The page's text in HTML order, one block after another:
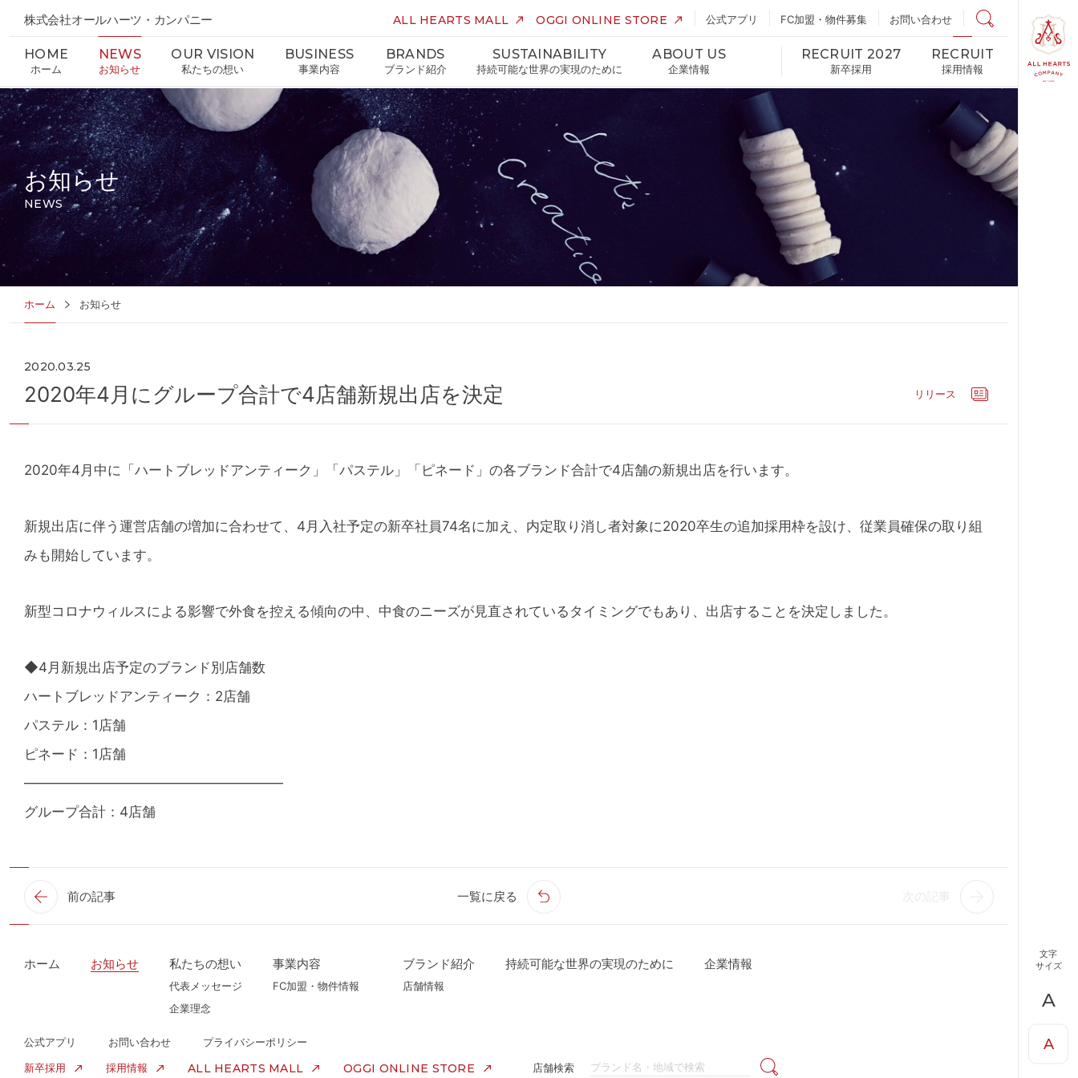
株式会社オールハーツ・カンパニー ALL HEARTS MALL OGGI ONLINE STORE 公式アプリ FC加盟・物件募集 お問い合わせ
店舗検索
HOME
ホーム
NEWS
お知らせ
OUR VISION
私たちの想い
BUSINESS
事業内容
BRANDS
ブランド紹介
SUSTAINABILITY
持続可能な世界の実現のために
ABOUT US
企業情報
RECRUIT 2027
新卒採用
RECRUIT
採用情報
お知らせ
NEWS
ホーム お知らせ
2020.03.25
2020年4月にグループ合計で4店舗新規出店を決定 リリース
2020年4月中に「ハートブレッドアンティーク」「パステル」「ピネード」の各ブランド合計で4店舗の新規出店を行います。
新規出店に伴う運営店舗の増加に合わせて、4月入社予定の新卒社員74名に加え、内定取り消し者対象に2020卒生の追加採用枠を設け、従業員確保の取り組
みも開始しています。
新型コロナウィルスによる影響で外食を控える傾向の中、中食のニーズが見直されているタイミングでもあり、出店することを決定しました。
◆4月新規出店予定のブランド別店舗数
ハートブレッドアンティーク：2店舗
パステル：1店舗
ピネード：1店舗
―――――――――――――――――――
グループ合計：4店舗
前の記事 一覧に戻る
ホーム お知らせ 私たちの想い
代表メッセージ
企業理念
事業内容
FC加盟・物件情報
ブランド紹介
店舗情報
持続可能な世界の実現のために 企業情報
公式アプリ お問い合わせ
プライバシーポリシー
新卒採用
採用情報 ALL HEARTS MALL OGGI ONLINE STORE 店舗検索
文字
サイズ
A
A